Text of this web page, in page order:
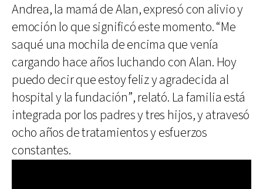
Andrea, la mamá de Alan, expresó con alivio y
emoción lo que significó este momento. “Me
saqué una mochila de encima que venía
cargando hace años luchando con Alan. Hoy
puedo decir que estoy feliz y agradecida al
hospital y la fundación”, relató. La familia está
integrada por los padres y tres hijos, y atravesó
ocho años de tratamientos y esfuerzos
constantes.